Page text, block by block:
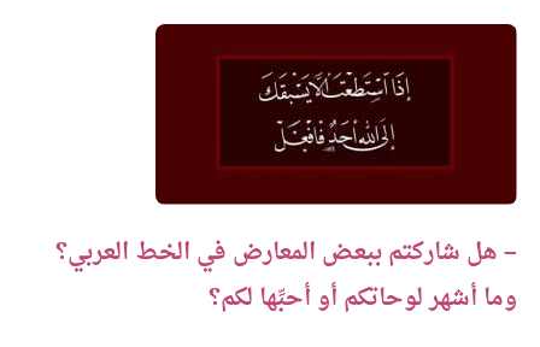
– هل شاركتم ببعض المعارض في الخط العربي؟
وما أشهر لوحاتكم أو أحبِّها لكم؟